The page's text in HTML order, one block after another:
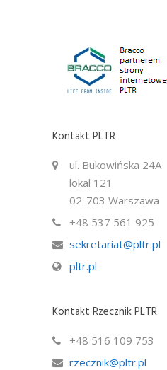
Kontakt PLTR
ul. Bukowińska 24A
lokal 121
02-703 Warszawa
+48 537 561 925
sekretariat@pltr.pl
pltr.pl
Kontakt Rzecznik PLTR
+48 516 109 753
rzecznik@pltr.pl